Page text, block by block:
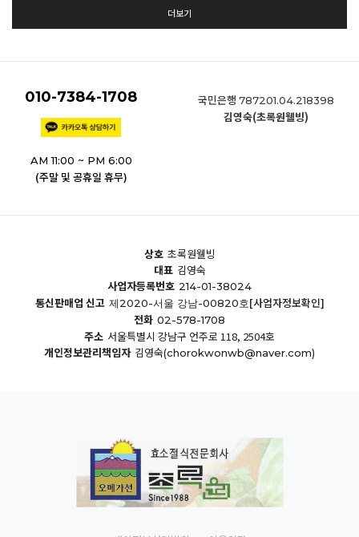
더보기
010-7384-1708
AM 11:00 ~ PM 6:00
(주말 및 공휴일 휴무)
국민은행 787201.04.218398
김영숙(초록원웰빙)
상호 초록원웰빙
대표 김영숙
사업자등록번호 214-01-38024
통신판매업 신고 제2020-서울 강남-00820호[사업자정보확인]
전화 02-578-1708
주소 서울특별시 강남구 언주로 118, 2504호
개인정보관리책임자 김영숙(chorokwonwb@naver.com)